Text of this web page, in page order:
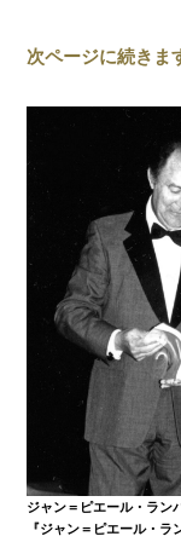
次ページに続きま
ジャン＝ピエール・ラン
『ジャン＝ピエール・